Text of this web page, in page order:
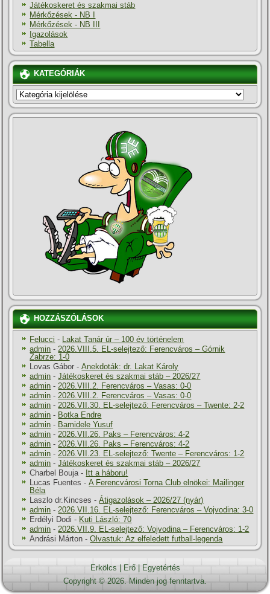
Játékoskeret és szakmai stáb
Mérkőzések - NB I
Mérkőzések - NB III
Igazolások
Tabella
KATEGÓRIÁK
KATEGÓRIÁK
HOZZÁSZÓLÁSOK
Felucci - Lakat Tanár úr – 100 év történelem
admin -2026.VIII.5. EL-selejtező: Ferencváros – Górnik
Zabrze: 1-0
Lovas Gábor -Anekdoták: dr. Lakat Károly
admin -Játékoskeret és szakmai stáb – 2026/27
admin -2026.VIII.2. Ferencváros – Vasas: 0-0
admin -2026.VIII.2. Ferencváros – Vasas: 0-0
admin -2026.VII.30. EL-selejtező: Ferencváros – Twente: 2-2
admin - Botka Endre
admin - Bamidele Yusuf
admin -2026.VII.26. Paks – Ferencváros: 4-2
admin -2026.VII.26. Paks – Ferencváros: 4-2
admin -2026.VII.23. EL-selejtező: Twente – Ferencváros: 1-2
admin -Játékoskeret és szakmai stáb – 2026/27
Charbel Bouja- Itt a háboru!
Lucas Fuentes -A Ferencvárosi Torna Club elnökei: Mailinger
Béla
Laszlo dr.Kincses -Átigazolások – 2026/27 (nyár)
admin -2026.VII.16. EL-selejtező: Ferencváros – Vojvodina: 3-0
Erdélyi Dodi - Kuti László: 70
admin -2026.VII.9. EL-selejtező: Vojvodina – Ferencváros: 1-2
Andrási Márton -Olvastuk: Az elfeledett futball-legenda
Erkölcs Erő|
Egyetértés
Copyright © 2026. Minden jog fenntartva.